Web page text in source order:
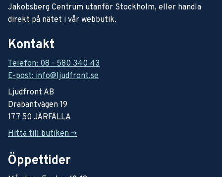
Jakobsberg Centrum utanför Stockholm, eller handla
direkt på nätet i vår webbutik.
Kontakt
Telefon: 08 - 580 340 43
E-post: info@ljudfront.se
Ljudfront AB
Drabantvägen 19
177 50 JÄRFÄLLA
Hitta till butiken ->
Öppettider